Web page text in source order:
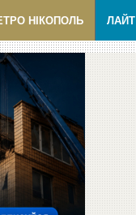
НІКОПОЛЬ ЛАЙТ